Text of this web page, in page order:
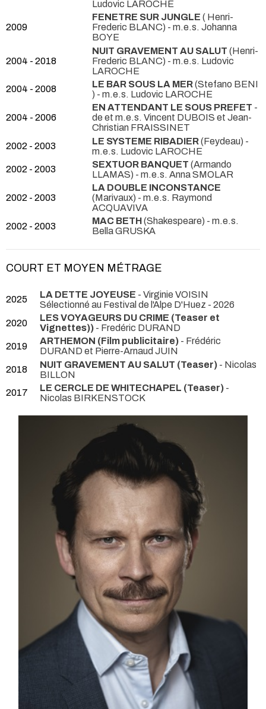
Ludovic LAROCHE
2009
FENETRE SUR JUNGLE ( Henri-
Frederic BLANC) - m.e.s. Johanna
BOYE
2004 - 2018
NUIT GRAVEMENT AU SALUT (Henri-
Frederic BLANC) - m.e.s. Ludovic
LAROCHE
2004 - 2008
LE BAR SOUS LA MER(Stefano BENI
) - m.e.s. Ludovic LAROCHE
2004 - 2006
EN ATTENDANT LE SOUS PREFET -
de et m.e.s. Vincent DUBOIS et Jean-
Christian FRAISSINET
2002 - 2003
LE SYSTEME RIBADIER(Feydeau) -
m.e.s. Ludovic LAROCHE
2002 - 2003
SEXTUOR BANQUET (Armando
LLAMAS) - m.e.s. Anna SMOLAR
2002 - 2003
LA DOUBLE INCONSTANCE
(Marivaux) - m.e.s. Raymond
ACQUAVIVA
2002 - 2003
MAC BETH (Shakespeare) - m.e.s.
Bella GRUSKA
COURT ET MOYEN MÉTRAGE
2025 LA DETTE JOYEUSE - Virginie VOISIN
Sélectionné au Festival de l'Alpe D'Huez - 2026
2020
LES VOYAGEURS DU CRIME (Teaser et
Vignettes)) - Fredéric DURAND
2019
ARTHEMON (Film publicitaire) - Frédéric
DURAND et Pierre-Arnaud JUIN
2018
NUIT GRAVEMENT AU SALUT (Teaser) - Nicolas
BILLON
2017
LE CERCLE DE WHITECHAPEL (Teaser) -
Nicolas BIRKENSTOCK